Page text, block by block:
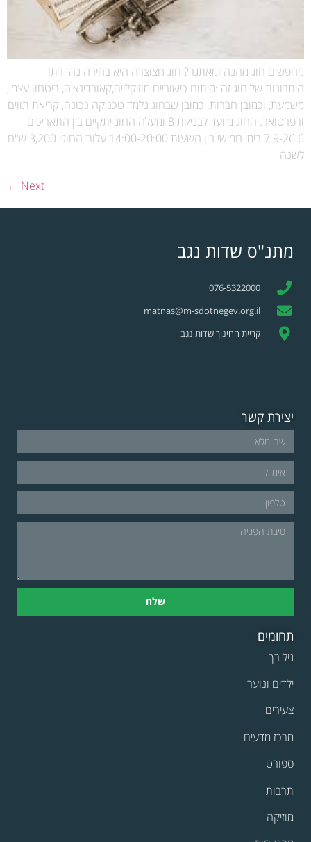
מחפשים חוג מהנה ומאתגר? חוג חצוצרה היא בחירה נהדרת!
היתרונות של חוג זה :פיתוח כישוריים מוזיקליים,קאורדינציה, ביטחון עצמי,
משמעת, וכמובן חברות. כמובן שבחוג נלמד טכניקה נכונה, קריאת תווים
ורפרטואר. החוג מיועד לבני/ות 8 ומעלה החוג יתקיים בין התאריכים
7.9-26.6 בימי חמישי בין השעות 14:00-20:00 עלות החוג: 3,200 ש"ח
לשנה
Next
←
מתנ"ס שדות נגב
076-5322000
matnas@m-sdotnegev.org.il
קריית החינוך שדות נגב
יצירת קשר
שלח
תחומים
גיל רך
ילדים ונוער
צעירים
מרכז מדעים
ספורט
תרבות
מוזיקה